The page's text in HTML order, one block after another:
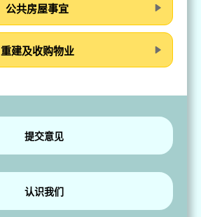
公共房屋事宜
重建及收购物业
提交意见
认识我们